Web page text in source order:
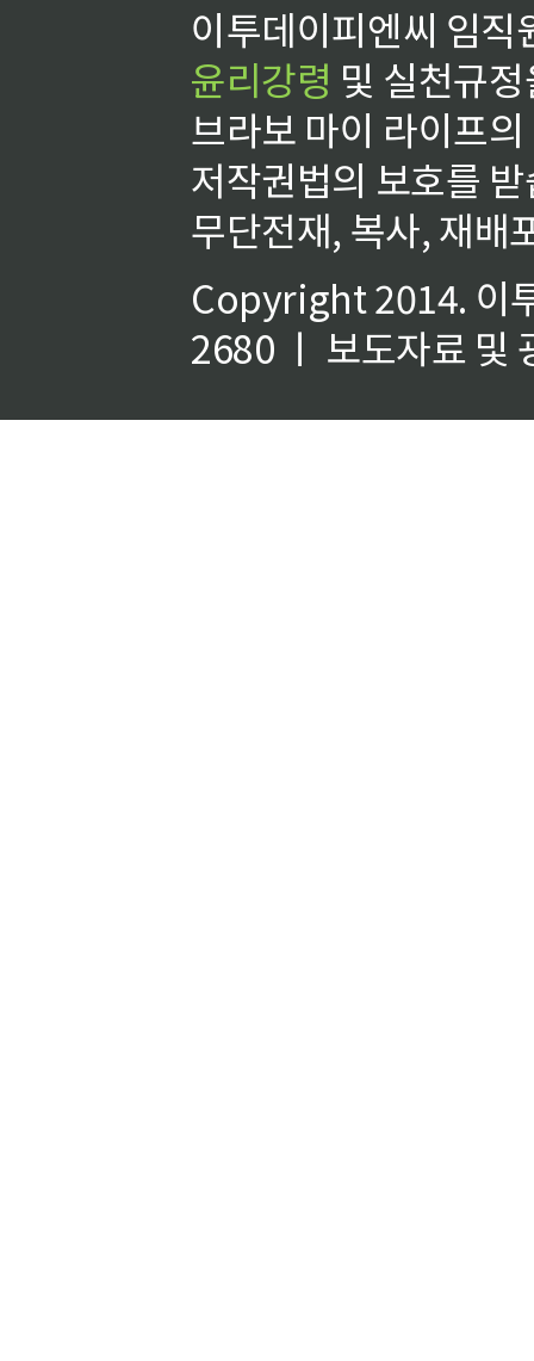
이투데이피엔씨 임
윤리강령 및 실천규
브라보 마이 라이프
저작권법의 보호를
무단전재, 복사, 재배
Copyright 2014. 이
2680 ㅣ 보도자료